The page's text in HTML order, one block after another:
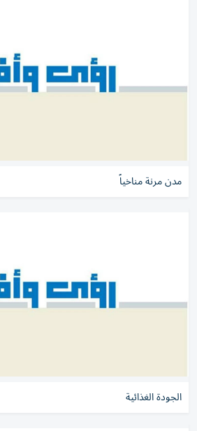
مدن مرنة مناخياً
الجودة الغذائية